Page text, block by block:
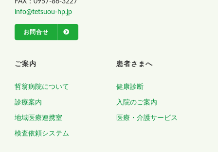
FAX：0957-86-3227
info@tetsuou-hp.jp
お問合せ
ご案内
哲翁病院について
診療案内
地域医療連携室
検査依頼システム
患者さまへ
健康診断
入院のご案内
医療・介護サービス